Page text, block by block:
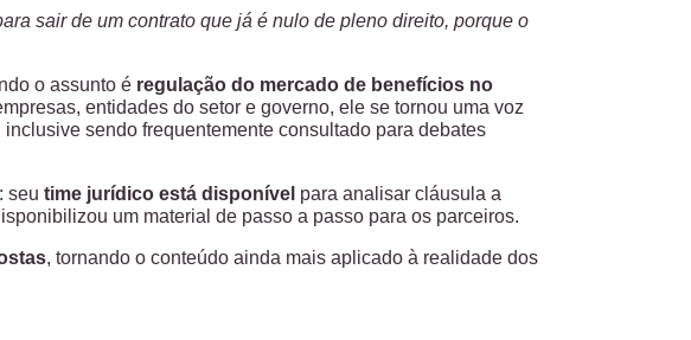
sair de um contrato que já é nulo de pleno direito, porque o
o assunto é regulação do mercado de benefícios no
entidades do setor e governo, ele se tornou uma voz
sendo frequentemente consultado para debates
seu time jurídico está disponível para analisar cláusula a
um material de passo a passo para os parceiros.
, tornando o conteúdo ainda mais aplicado à realidade dos